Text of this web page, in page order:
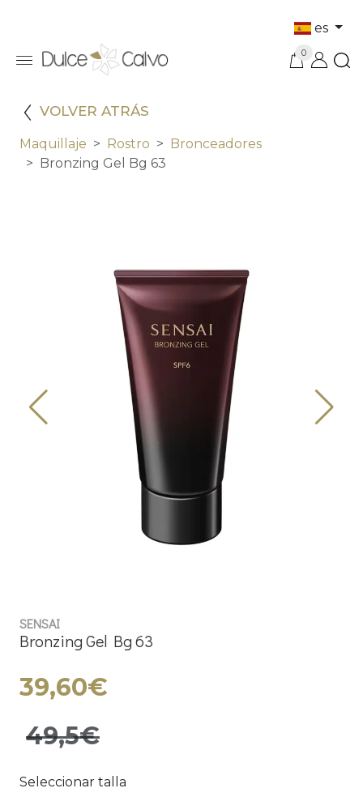
es
0
VOLVER ATRÁS
Maquillaje Rostro
Bronceadores
Bronzing Gel Bg 63
SENSAI
Bronzing Gel Bg 63
39,60€
49,5€
Seleccionar talla